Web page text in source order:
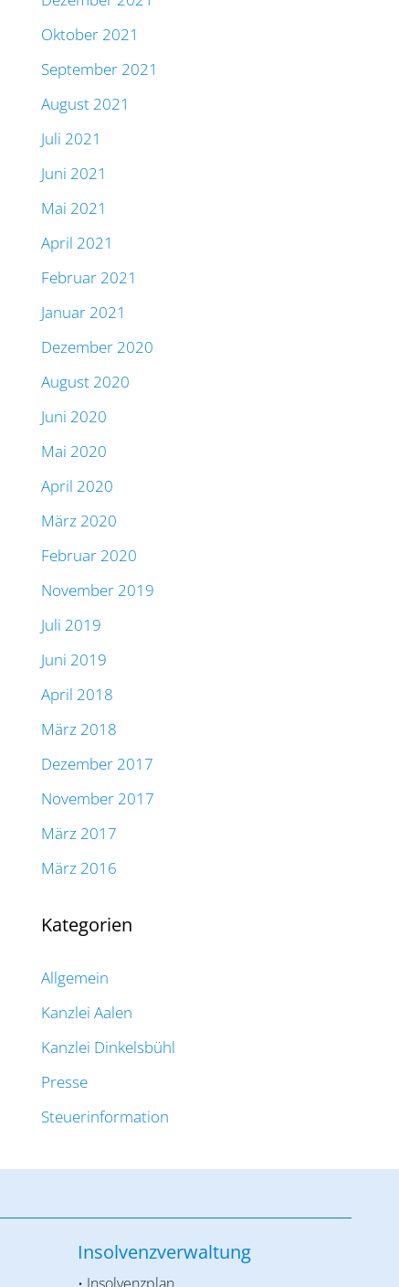
Oktober 2021
September 2021
August 2021
Juli 2021
Juni 2021
Mai 2021
April 2021
Februar 2021
Januar 2021
Dezember 2020
August 2020
Juni 2020
Mai 2020
April 2020
März 2020
Februar 2020
November 2019
Juli 2019
Juni 2019
April 2018
März 2018
Dezember 2017
November 2017
März 2017
März 2016
Kategorien
Allgemein
Kanzlei Aalen
Kanzlei Dinkelsbühl
Presse
Steuerinformation
Insolvenzverwaltung